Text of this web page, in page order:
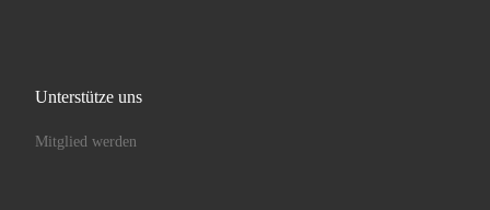
Unterstütze uns
Mitglied werden